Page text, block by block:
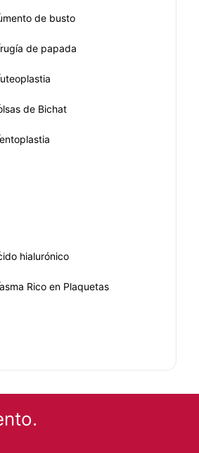
de busto
de papada
de Bichat
hialurónico
Rico en Plaquetas